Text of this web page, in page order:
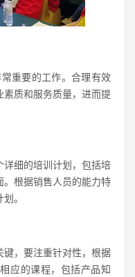
重要的工作。合理有效
质和服务质量，进而提
细的培训计划，包括培
根据销售人员的能力特
。
，要注重针对性，根据
应的课程，包括产品知